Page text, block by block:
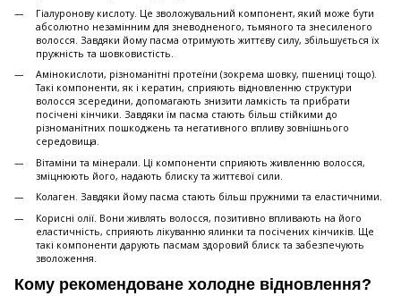
Гіалуронову кислоту. Це зволожувальний компонент, який може бути
абсолютно незамінним для зневодненого, тьмяного та знесиленого
волосся. Завдяки йому пасма отримують життєву силу, збільшується їх
пружність та шовковистість.
Амінокислоти, різноманітні протеїни (зокрема шовку, пшениці тощо).
Такі компоненти, як і кератин, сприяють відновленню структури
волосся зсередини, допомагають знизити ламкість та прибрати
посічені кінчики. Завдяки їм пасма стають більш стійкими до
різноманітних пошкоджень та негативного впливу зовнішнього
середовища.
Вітаміни та мінерали. Ці компоненти сприяють живленню волосся,
зміцнюють його, надають блиску та життєвої сили.
Колаген. Завдяки йому пасма стають більш пружними та еластичними.
Корисні олії. Вони живлять волосся, позитивно впливають на його
еластичність, сприяють лікуванню ялинки та посічених кінчиків. Ще
такі компоненти дарують пасмам здоровий блиск та забезпечують
зволоження.
Кому рекомендоване холодне відновлення?